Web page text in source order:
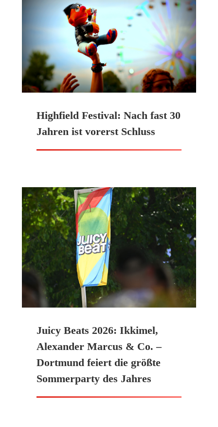
Highfield Festival: Nach fast 30
Jahren ist vorerst Schluss
Juicy Beats 2026: Ikkimel,
Alexander Marcus & Co. –
Dortmund feiert die größte
Sommerparty des Jahres